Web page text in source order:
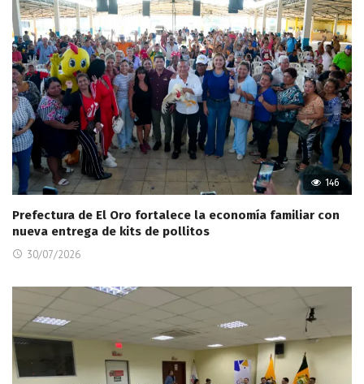
146
Prefectura de El Oro fortalece la economía familiar con
nueva entrega de kits de pollitos
30/07/2026